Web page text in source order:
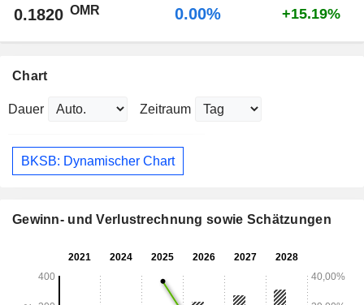
0.1820 OMR 0.00% +15.19%
Chart
Dauer Zeitraum
BKSB: Dynamischer Chart
Gewinn- und Verlustrechnung sowie Schätzungen